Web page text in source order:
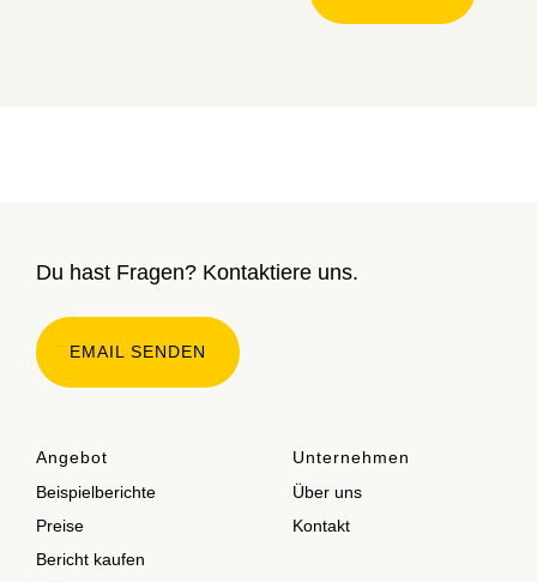
Du hast Fragen? Kontaktiere uns.
EMAIL SENDEN
Angebot
Beispielberichte
Preise
Bericht kaufen
Unternehmen
Über uns
Kontakt